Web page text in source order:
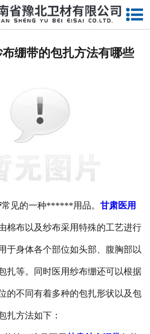
网站首页
甘肃医用棉签
甘肃防护用品
甘肃其他卫材
甘肃新品推荐
绷带的包扎方法有哪些
常见的一种******用品。 甘肃医用
棉布以及纱布采用特殊的工艺进行
于身体各个部位如头部、腹胸部以
扎等。同时医用纱布绷还可以根据
的不同有着多种的包扎形状以及包
扎方法如下：